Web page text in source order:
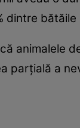
dintre
animalele
parţială a